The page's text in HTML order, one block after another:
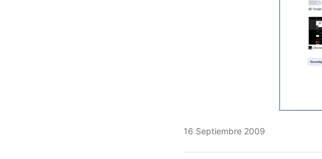
16 Septiembre 2009